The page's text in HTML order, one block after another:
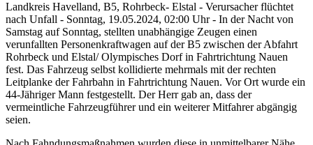
Landkreis Havelland, B5, Rohrbeck- Elstal - Verursacher flüchtet
nach Unfall - Sonntag, 19.05.2024, 02:00 Uhr - In der Nacht von
Samstag auf Sonntag, stellten unabhängige Zeugen einen
verunfallten Personenkraftwagen auf der B5 zwischen der Abfahrt
Rohrbeck und Elstal/ Olympisches Dorf in Fahrtrichtung Nauen
fest. Das Fahrzeug selbst kollidierte mehrmals mit der rechten
Leitplanke der Fahrbahn in Fahrtrichtung Nauen. Vor Ort wurde ein
44-Jähriger Mann festgestellt. Der Herr gab an, dass der
vermeintliche Fahrzeugführer und ein weiterer Mitfahrer abgängig
seien.